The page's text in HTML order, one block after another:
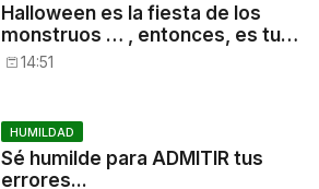
Halloween es la fiesta de los
monstruos … , entonces, es tu
noche: a disfrutar!
14:51
HUMILDAD
Sé humilde para ADMITIR tus
errores...